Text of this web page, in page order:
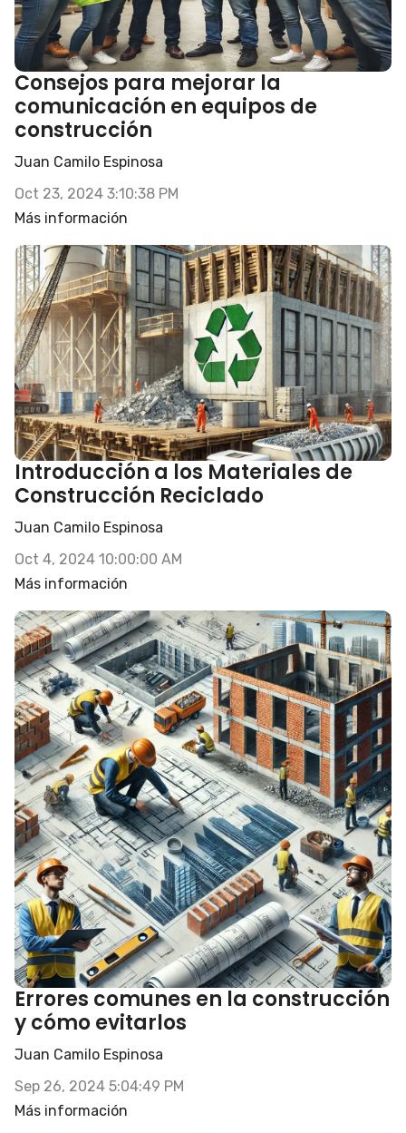
Consejos para mejorar la
comunicación en equipos de
construcción
Juan Camilo Espinosa
Oct 23, 2024 3:10:38 PM
Más información
Introducción a los Materiales de
Construcción Reciclado
Juan Camilo Espinosa
Oct 4, 2024 10:00:00 AM
Más información
Errores comunes en la construcción
y cómo evitarlos
Juan Camilo Espinosa
Sep 26, 2024 5:04:49 PM
Más información